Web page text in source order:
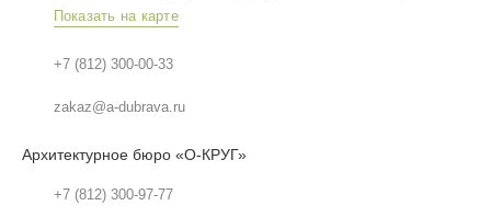
Показать на карте
+7 (812) 300-00-33
zakaz@a-dubrava.ru
Архитектурное бюро «О-КРУГ»
+7 (812) 300-97-77